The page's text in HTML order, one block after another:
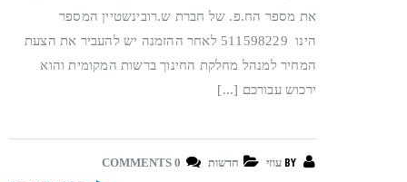
את מספר הח.פ. של חברת ש.רובינשטיין המספר
הינו 511598229 לאחר ההזמנה יש להעביר את הצעת
המחיר למנהל מחלקת החינוך ברשות המקומית והוא
ירכוש עבורכם [...]
עוזי חדשות
0 COMMENTS